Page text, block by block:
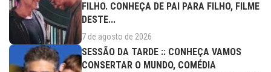
FILHO. CONHEÇA DE PAI PARA FILHO, FILME
DESTE...
7 de agosto de 2026
SESSÃO DA TARDE :: CONHEÇA VAMOS
CONSERTAR O MUNDO, COMÉDIA